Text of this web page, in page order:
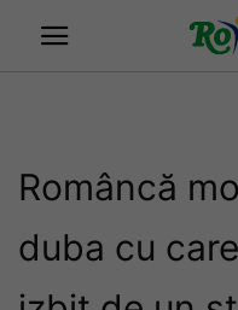
Româncă
duba cu